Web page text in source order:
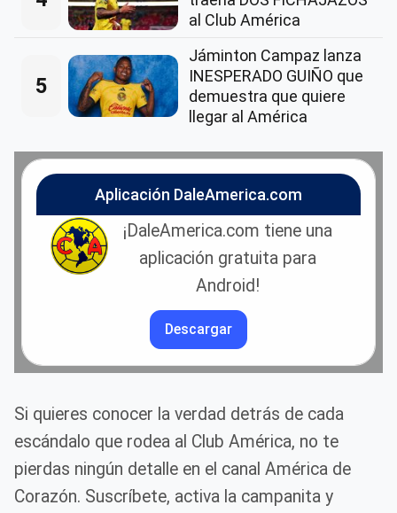
al Club América
5
Jáminton Campaz lanza
INESPERADO GUIÑO que
demuestra que quiere
llegar al América
Aplicación DaleAmerica.com
¡DaleAmerica.com tiene una
aplicación gratuita para
Android!
Descargar
Si quieres conocer la verdad detrás de cada
escándalo que rodea al Club América, no te
pierdas ningún detalle en el canal América de
Corazón. Suscríbete, activa la campanita y